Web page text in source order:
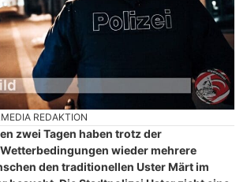
REDAKTION
zwei Tagen haben trotz der
wieder mehrere
den traditionellen Uster Märt im